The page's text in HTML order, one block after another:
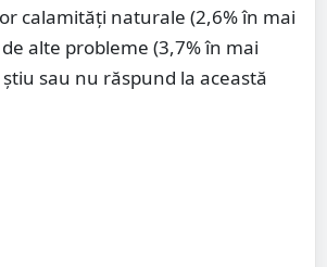
calamităţi naturale (2,6% în mai
alte probleme (3,7% în mai
sau nu răspund la această